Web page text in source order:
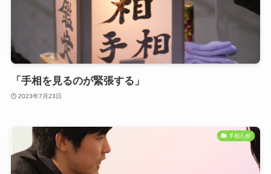
「手相を見るのが緊張する」
2023年7月23日
手相人相